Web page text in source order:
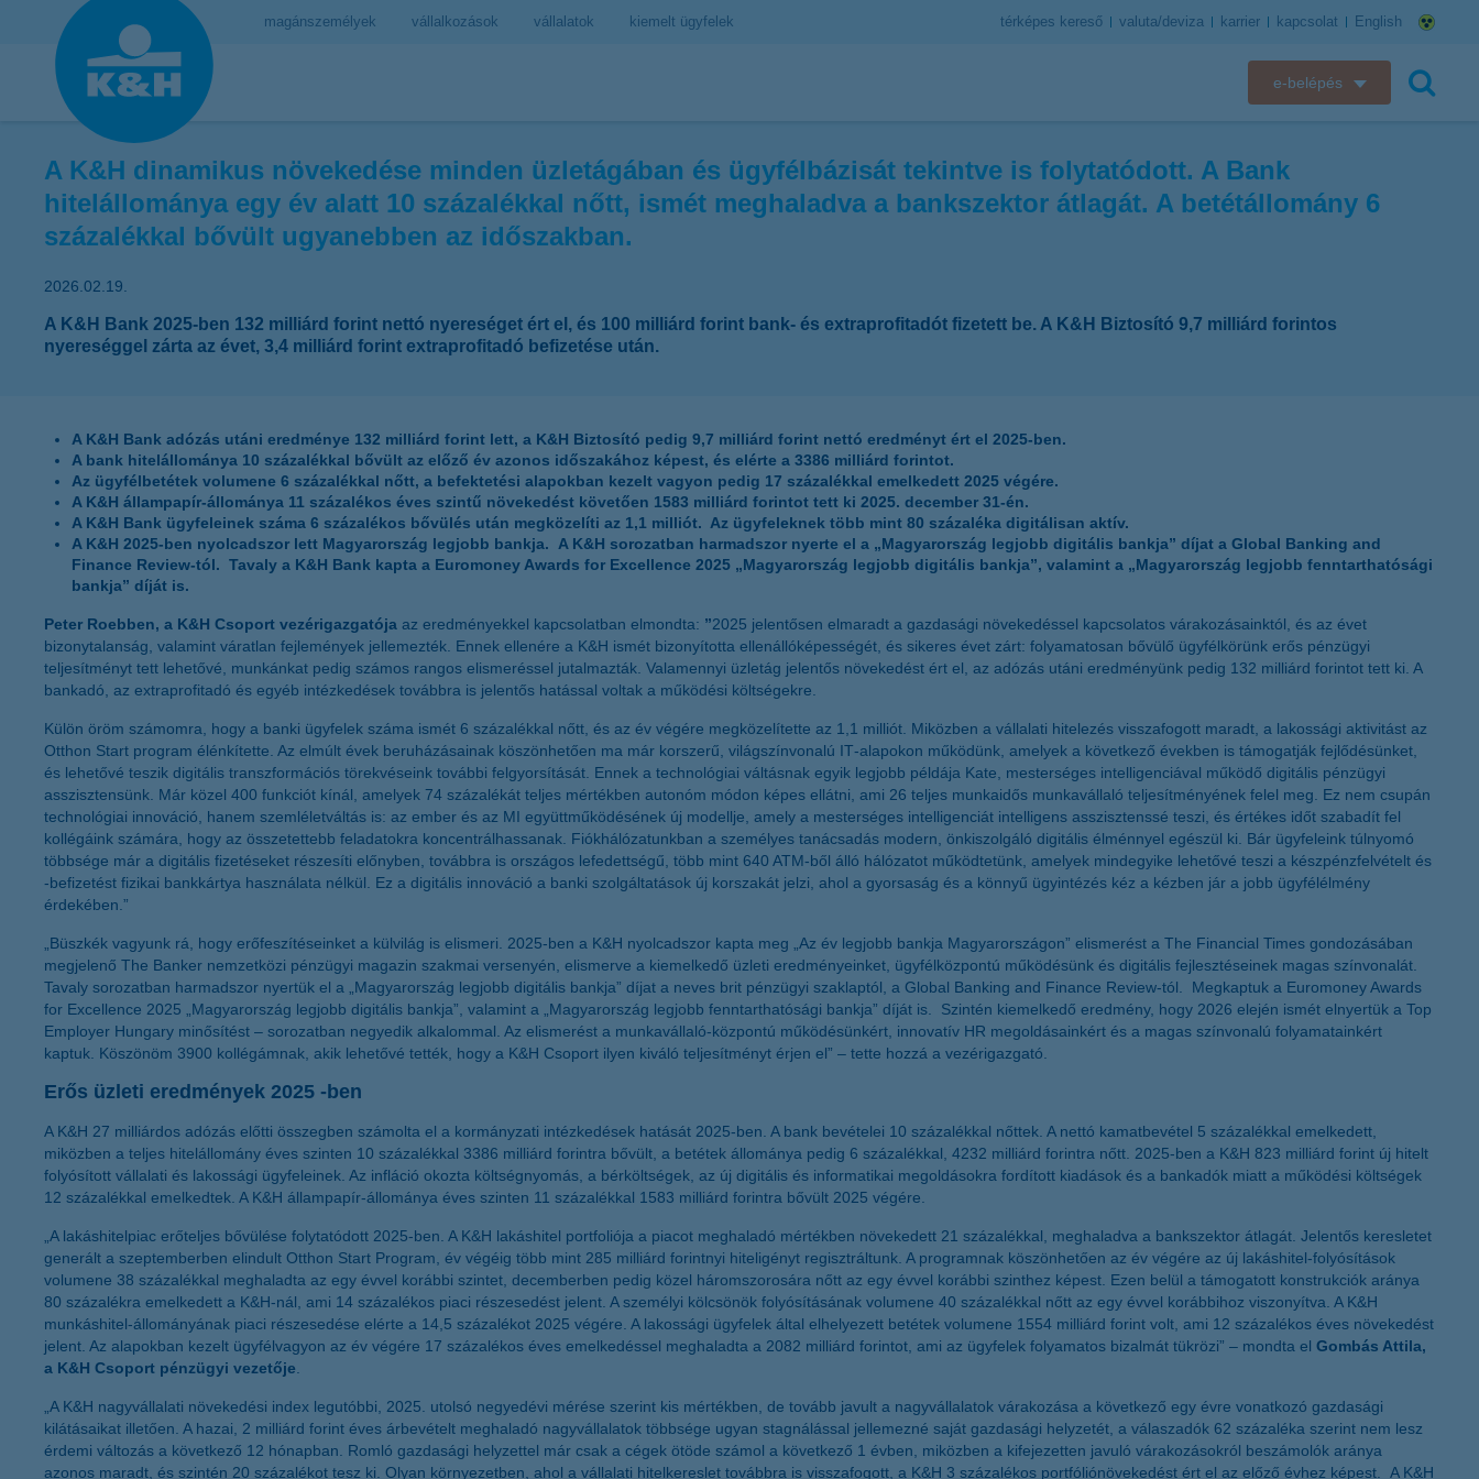
magánszemélyek vállalkozások vállalatok kiemelt ügyfelek térképes kereső valuta/deviza karrier kapcsolat English
e-belépés
A K&H dinamikus növekedése minden üzletágában és ügyfélbázisát tekintve is folytatódott. A Bank
hitelállománya egy év alatt 10 százalékkal nőtt, ismét meghaladva a bankszektor átlagát. A betétállomány 6
százalékkal bővült ugyanebben az időszakban.
2026.02.19.
A K&H Bank 2025-ben 132 milliárd forint nettó nyereséget ért el, és 100 milliárd forint bank- és extraprofitadót fizetett be. A K&H Biztosító 9,7 milliárd forintos
nyereséggel zárta az évet, 3,4 milliárd forint extraprofitadó befizetése után.
A K&H Bank adózás utáni eredménye 132 milliárd forint lett, a K&H Biztosító pedig 9,7 milliárd forint nettó eredményt ért el 2025-ben.
A bank hitelállománya 10 százalékkal bővült az előző év azonos időszakához képest, és elérte a 3386 milliárd forintot.
Az ügyfélbetétek volumene 6 százalékkal nőtt, a befektetési alapokban kezelt vagyon pedig 17 százalékkal emelkedett 2025 végére.
A K&H állampapír-állománya 11 százalékos éves szintű növekedést követően 1583 milliárd forintot tett ki 2025. december 31-én.
A K&H Bank ügyfeleinek száma 6 százalékos bővülés után megközelíti az 1,1 milliót. Az ügyfeleknek több mint 80 százaléka digitálisan aktív.
A K&H 2025-ben nyolcadszor lett Magyarország legjobb bankja. A K&H sorozatban harmadszor nyerte el a „Magyarország legjobb digitális bankja” díjat a Global Banking and
Finance Review-tól. Tavaly a K&H Bank kapta a Euromoney Awards for Excellence 2025 „Magyarország legjobb digitális bankja”, valamint a „Magyarország legjobb fenntarthatósági
bankja” díját is.
Peter Roebben, a K&H Csoport vezérigazgatója az eredményekkel kapcsolatban elmondta: ”2025 jelentősen elmaradt a gazdasági növekedéssel kapcsolatos várakozásainktól, és az évet
bizonytalanság, valamint váratlan fejlemények jellemezték. Ennek ellenére a K&H ismét bizonyította ellenállóképességét, és sikeres évet zárt: folyamatosan bővülő ügyfélkörünk erős pénzügyi
teljesítményt tett lehetővé, munkánkat pedig számos rangos elismeréssel jutalmazták. Valamennyi üzletág jelentős növekedést ért el, az adózás utáni eredményünk pedig 132 milliárd forintot tett ki. A
bankadó, az extraprofitadó és egyéb intézkedések továbbra is jelentős hatással voltak a működési költségekre.
Külön öröm számomra, hogy a banki ügyfelek száma ismét 6 százalékkal nőtt, és az év végére megközelítette az 1,1 milliót. Miközben a vállalati hitelezés visszafogott maradt, a lakossági aktivitást az
Otthon Start program élénkítette. Az elmúlt évek beruházásainak köszönhetően ma már korszerű, világszínvonalú IT‑alapokon működünk, amelyek a következő években is támogatják fejlődésünket,
és lehetővé teszik digitális transzformációs törekvéseink további felgyorsítását. Ennek a technológiai váltásnak egyik legjobb példája Kate, mesterséges intelligenciával működő digitális pénzügyi
asszisztensünk. Már közel 400 funkciót kínál, amelyek 74 százalékát teljes mértékben autonóm módon képes ellátni, ami 26 teljes munkaidős munkavállaló teljesítményének felel meg. Ez nem csupán
technológiai innováció, hanem szemléletváltás is: az ember és az MI együttműködésének új modellje, amely a mesterséges intelligenciát intelligens asszisztenssé teszi, és értékes időt szabadít fel
kollégáink számára, hogy az összetettebb feladatokra koncentrálhassanak. Fiókhálózatunkban a személyes tanácsadás modern, önkiszolgáló digitális élménnyel egészül ki. Bár ügyfeleink túlnyomó
többsége már a digitális fizetéseket részesíti előnyben, továbbra is országos lefedettségű, több mint 640 ATM‑ből álló hálózatot működtetünk, amelyek mindegyike lehetővé teszi a készpénzfelvételt és
-befizetést fizikai bankkártya használata nélkül. Ez a digitális innováció a banki szolgáltatások új korszakát jelzi, ahol a gyorsaság és a könnyű ügyintézés kéz a kézben jár a jobb ügyfélélmény
érdekében.”
„Büszkék vagyunk rá, hogy erőfeszítéseinket a külvilág is elismeri. 2025-ben a K&H nyolcadszor kapta meg „Az év legjobb bankja Magyarországon” elismerést a The Financial Times gondozásában
megjelenő The Banker nemzetközi pénzügyi magazin szakmai versenyén, elismerve a kiemelkedő üzleti eredményeinket, ügyfélközpontú működésünk és digitális fejlesztéseinek magas színvonalát.
Tavaly sorozatban harmadszor nyertük el a „Magyarország legjobb digitális bankja” díjat a neves brit pénzügyi szaklaptól, a Global Banking and Finance Review-tól. Megkaptuk a Euromoney Awards
for Excellence 2025 „Magyarország legjobb digitális bankja”, valamint a „Magyarország legjobb fenntarthatósági bankja” díját is. Szintén kiemelkedő eredmény, hogy 2026 elején ismét elnyertük a Top
Employer Hungary minősítést – sorozatban negyedik alkalommal. Az elismerést a munkavállaló‑központú működésünkért, innovatív HR megoldásainkért és a magas színvonalú folyamatainkért
kaptuk. Köszönöm 3900 kollégámnak, akik lehetővé tették, hogy a K&H Csoport ilyen kiváló teljesítményt érjen el” – tette hozzá a vezérigazgató.
Erős üzleti eredmények 2025 -ben
A K&H 27 milliárdos adózás előtti összegben számolta el a kormányzati intézkedések hatását 2025-ben. A bank bevételei 10 százalékkal nőttek. A nettó kamatbevétel 5 százalékkal emelkedett,
miközben a teljes hitelállomány éves szinten 10 százalékkal 3386 milliárd forintra bővült, a betétek állománya pedig 6 százalékkal, 4232 milliárd forintra nőtt. 2025-ben a K&H 823 milliárd forint új hitelt
folyósított vállalati és lakossági ügyfeleinek. Az infláció okozta költségnyomás, a bérköltségek, az új digitális és informatikai megoldásokra fordított kiadások és a bankadók miatt a működési költségek
12 százalékkal emelkedtek. A K&H állampapír-állománya éves szinten 11 százalékkal 1583 milliárd forintra bővült 2025 végére.
„A lakáshitelpiac erőteljes bővülése folytatódott 2025-ben. A K&H lakáshitel portfoliója a piacot meghaladó mértékben növekedett 21 százalékkal, meghaladva a bankszektor átlagát. Jelentős keresletet
generált a szeptemberben elindult Otthon Start Program, év végéig több mint 285 milliárd forintnyi hiteligényt regisztráltunk. A programnak köszönhetően az év végére az új lakáshitel-folyósítások
volumene 38 százalékkal meghaladta az egy évvel korábbi szintet, decemberben pedig közel háromszorosára nőtt az egy évvel korábbi szinthez képest. Ezen belül a támogatott konstrukciók aránya
80 százalékra emelkedett a K&H-nál, ami 14 százalékos piaci részesedést jelent. A személyi kölcsönök folyósításának volumene 40 százalékkal nőtt az egy évvel korábbihoz viszonyítva. A K&H
munkáshitel-állományának piaci részesedése elérte a 14,5 százalékot 2025 végére. A lakossági ügyfelek által elhelyezett betétek volumene 1554 milliárd forint volt, ami 12 százalékos éves növekedést
jelent. Az alapokban kezelt ügyfélvagyon az év végére 17 százalékos éves emelkedéssel meghaladta a 2082 milliárd forintot, ami az ügyfelek folyamatos bizalmát tükrözi” – mondta el Gombás Attila,
a K&H Csoport pénzügyi vezetője
„A K&H nagyvállalati növekedési index legutóbbi, 2025. utolsó negyedévi mérése szerint kis mértékben, de tovább javult a nagyvállalatok várakozása a következő egy évre vonatkozó gazdasági
kilátásaikat illetően. A hazai, 2 milliárd forint éves árbevételt meghaladó nagyvállalatok többsége ugyan stagnálással jellemezné saját gazdasági helyzetét, a válaszadók 62 százaléka szerint nem lesz
érdemi változás a következő 12 hónapban. Romló gazdasági helyzettel már csak a cégek ötöde számol a következő 1 évben, miközben a kifejezetten javuló várakozásokról beszámolók aránya
azonos maradt, és szintén 20 százalékot tesz ki. Olyan környezetben, ahol a vállalati hitelkereslet továbbra is visszafogott, a K&H 3 százalékos portfóliónövekedést ért el az előző évhez képest. A K&H